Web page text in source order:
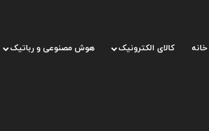
خانه کالای الکترونیک هوش مصنوعی و رباتیک